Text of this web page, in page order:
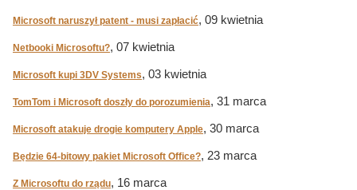
Microsoft naruszył patent - musi zapłacić, 09 kwietnia
Netbooki Microsoftu?, 07 kwietnia
Microsoft kupi 3DV Systems, 03 kwietnia
TomTom i Microsoft doszły do porozumienia, 31 marca
Microsoft atakuje drogie komputery Apple, 30 marca
Będzie 64-bitowy pakiet Microsoft Office?, 23 marca
Z Microsoftu do rządu, 16 marca